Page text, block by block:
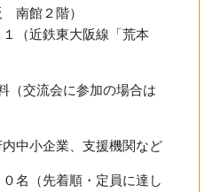
南館２階）
（近鉄東大阪線「荒本
会に参加の場合は
業、支援機関など
着順・定員に達し